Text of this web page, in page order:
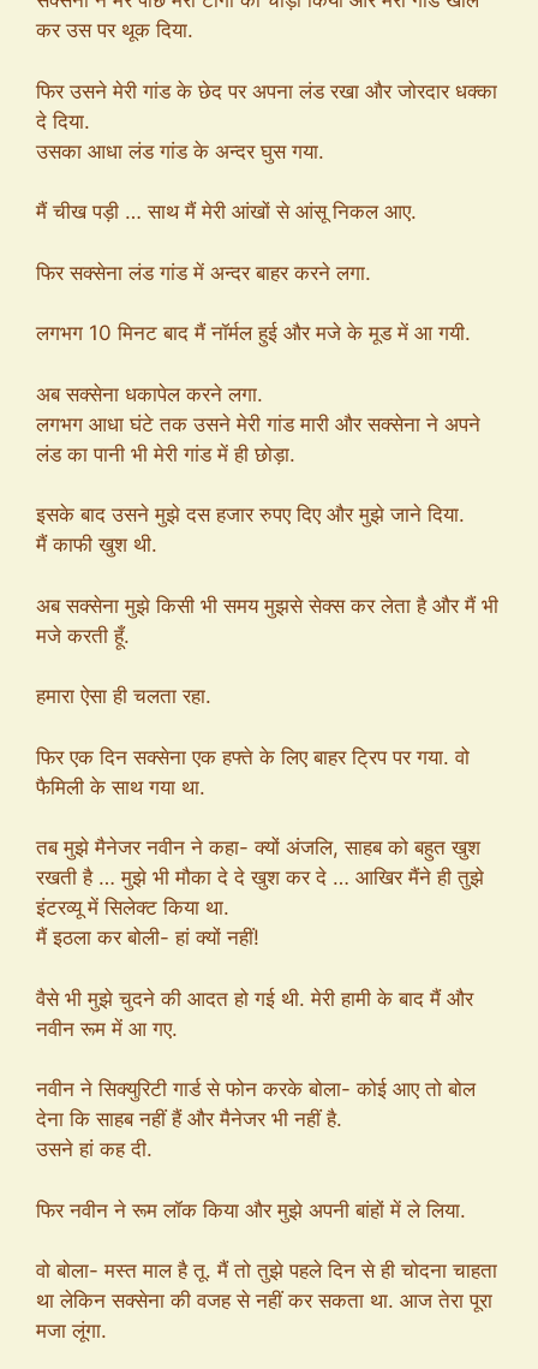
कर उस पर थूक दिया.
फिर उसने मेरी गांड के छेद पर अपना लंड रखा और जोरदार धक्का
दे दिया.
उसका आधा लंड गांड के अन्दर घुस गया.
मैं चीख पड़ी … साथ मैं मेरी आंखों से आंसू निकल आए.
फिर सक्सेना लंड गांड में अन्दर बाहर करने लगा.
लगभग 10 मिनट बाद मैं नॉर्मल हुई और मजे के मूड में आ गयी.
अब सक्सेना धकापेल करने लगा.
लगभग आधा घंटे तक उसने मेरी गांड मारी और सक्सेना ने अपने
लंड का पानी भी मेरी गांड में ही छोड़ा.
इसके बाद उसने मुझे दस हजार रुपए दिए और मुझे जाने दिया.
मैं काफी खुश थी.
अब सक्सेना मुझे किसी भी समय मुझसे सेक्स कर लेता है और मैं भी
मजे करती हूँ.
हमारा ऐसा ही चलता रहा.
फिर एक दिन सक्सेना एक हफ्ते के लिए बाहर ट्रिप पर गया. वो
फैमिली के साथ गया था.
तब मुझे मैनेजर नवीन ने कहा- क्यों अंजलि, साहब को बहुत खुश
रखती है … मुझे भी मौका दे दे खुश कर दे … आखिर मैंने ही तुझे
इंटरव्यू में सिलेक्ट किया था.
मैं इठला कर बोली- हां क्यों नहीं!
वैसे भी मुझे चुदने की आदत हो गई थी. मेरी हामी के बाद मैं और
नवीन रूम में आ गए.
नवीन ने सिक्युरिटी गार्ड से फोन करके बोला- कोई आए तो बोल
देना कि साहब नहीं हैं और मैनेजर भी नहीं है.
उसने हां कह दी.
फिर नवीन ने रूम लॉक किया और मुझे अपनी बांहों में ले लिया.
वो बोला- मस्त माल है तू. मैं तो तुझे पहले दिन से ही चोदना चाहता
था लेकिन सक्सेना की वजह से नहीं कर सकता था. आज तेरा पूरा
मजा लूंगा.